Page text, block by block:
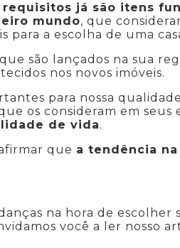
requisitos já são itens
mundo, que
para a escolha de uma
são lançados na sua
nos novos imóveis.
para nossa
os consideram em
de vida.
que a tendência
na hora de escolher
você a ler nosso